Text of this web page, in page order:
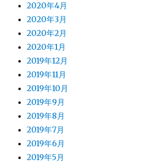
2020年4月
2020年3月
2020年2月
2020年1月
2019年12月
2019年11月
2019年10月
2019年9月
2019年8月
2019年7月
2019年6月
2019年5月